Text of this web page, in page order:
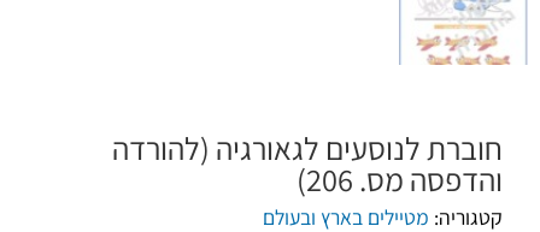
חוברת לנוסעים לגאורגיה (להורדה
והדפסה מס. 206)
קטגוריה: מטיילים בארץ ובעולם